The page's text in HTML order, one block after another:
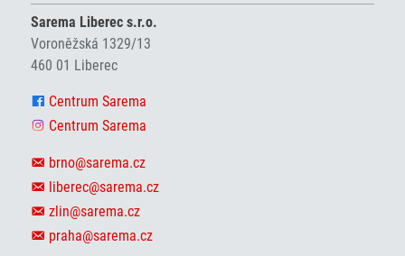
Sarema Liberec s.r.o.
Voroněžská 1329/13
460 01 Liberec
Centrum Sarema
Centrum Sarema
brno@sarema.cz
liberec@sarema.cz
zlin@sarema.cz
praha@sarema.cz